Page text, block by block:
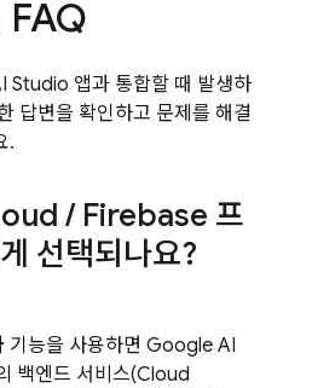
FAQ
Studio 앱과 통합할 때 발생하
답변을 확인하고 문제를 해결
.
/Firebase 프
선택되나요?
기능을 사용하면 Google AI
백엔드 서비스(Cloud